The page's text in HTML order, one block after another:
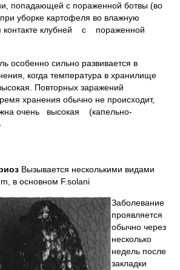
попадающей с пора­женной ботвы (во
уборке картофеля во влаж­ную
контакте клубней с пораженной
особенно сильно развивается в
когда температура в хра­нилище
Повторных заражений
хранения обычно не происходит,
очень высокая (капельно-
Вызывается не­сколькими видами
в основном F.solani
Заболевание
проявляется
обыч­но через
несколько
недель после
закладки